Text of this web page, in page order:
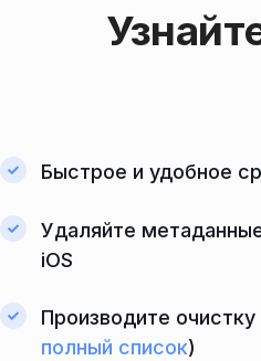
Быстрое и удобное
Удаляйте
iOS
Производите
полный список)